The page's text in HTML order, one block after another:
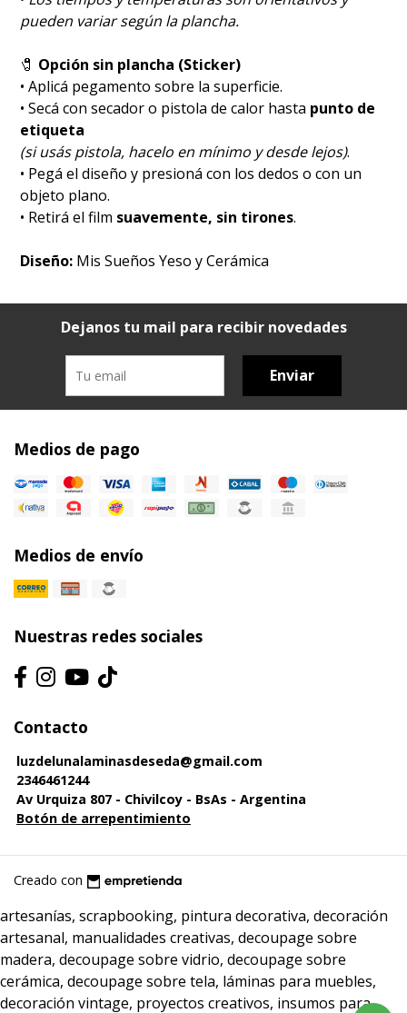
pueden variar según la plancha.
🧷 Opción sin plancha (Sticker)
• Aplicá pegamento sobre la superficie.
• Secá con secador o pistola de calor hasta punto de
etiqueta
(si usás pistola, hacelo en mínimo y desde lejos).
• Pegá el diseño y presioná con los dedos o con un
objeto plano.
• Retirá el film suavemente, sin tirones.
Diseño: Mis Sueños Yeso y Cerámica
Dejanos tu mail para recibir novedades
Enviar
Medios de pago
Medios de envío
Nuestras redes sociales
Contacto
luzdelunalaminasdeseda@gmail.com
2346461244
Av Urquiza 807 - Chivilcoy - BsAs - Argentina
Botón de arrepentimiento
Creado con
artesanías, scrapbooking, pintura decorativa, decoración
artesanal, manualidades creativas, decoupage sobre
madera, decoupage sobre vidrio, decoupage sobre
cerámica, decoupage sobre tela, láminas para muebles,
decoración vintage, proyectos creativos, insumos para